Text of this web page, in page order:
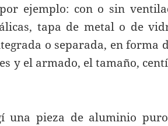
ejemplo: con o sin
tapa de metal o de
o separada, en forma
y el armado, el tamaño,
una pieza de aluminio